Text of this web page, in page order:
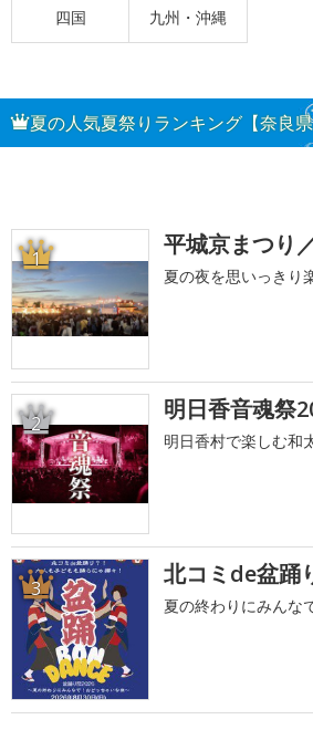
四国 九州・沖縄
夏の人気夏祭りランキング【奈良
1 平城京まつり
夏の夜を思いっきり
2 明日香音魂祭
明日香村で楽しむ和
3 北コミde盆踊
夏の終わりにみんな